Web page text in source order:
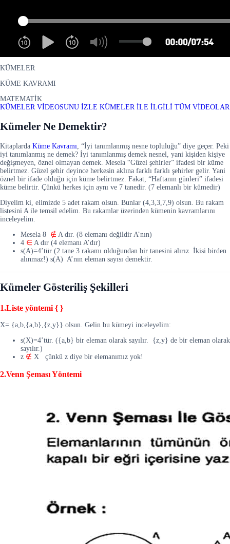
KÜMELER
KÜME KAVRAMI
MATEMATİK
KÜMELER VİDEOSUNU İZLE KÜMELER İLE İLGİLİ TÜM VİDEOLAR
Kümeler Ne Demektir?
Kitaplarda Küme Kavramı , “İyi tanımlanmış nesne topluluğu” diye geçer. Peki
iyi tanımlanmış ne demek? İyi tanımlanmış demek nesnel , yani kişiden kişiye
değişmeyen, öznel olmayan demek. Mesela “Güzel şehirler” ifadesi bir küme
belirtmez. Güzel şehir deyince herkesin aklına farklı farklı şehirler gelir. Yani
öznel bir ifade olduğu için küme belirtmez . Fakat, “Haftanın günleri” ifadesi
küme belirtir. Çünkü herkes için aynı ve 7 tanedir. (7 elemanlı bir kümedir)
Diyelim ki, elimizde 5 adet rakam olsun. Bunlar (4,3,3,7,9) olsun. Bu rakam
listesini A ile temsil edelim. Bu rakamlar üzerinden kümenin kavramlarını
inceleyelim
Mesela 8 ∉ A dır. (8 elemanı değildir A’nın)
4 ∈ A dır (4 elemanı A’dır)
s(A)=4’tür (2 tane 3 rakamı olduğundan bir tanesini alırız. İkisi birden
alınmaz!) s(A) A’nın eleman sayısı demektir.
Kümeler Gösteriliş Şekilleri
1.Liste yöntemi { }
X= {a,b,{a,b},{z,y}} olsun. Gelin bu kümeyi inceleyelim:
s(X)=4’tür. ({a,b} bir eleman olarak sayılır. {z,y} de bir eleman olarak
sayılır.)
z ∉ X çünkü z diye bir elemanımız yok!
2.Venn Şeması Yöntemi